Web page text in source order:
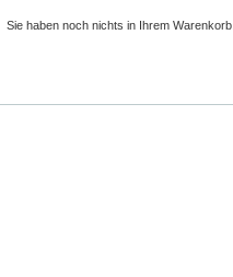
Sie haben noch nichts in Ihrem Warenkorb.